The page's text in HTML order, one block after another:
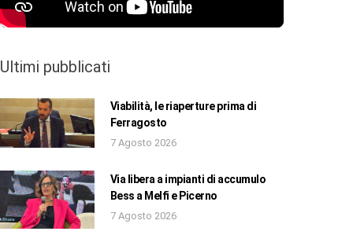
Ultimi pubblicati
Viabilità, le riaperture prima di
Ferragosto
7 Agosto 2026
Via libera a impianti di accumulo
Bess a Melfi e Picerno
7 Agosto 2026